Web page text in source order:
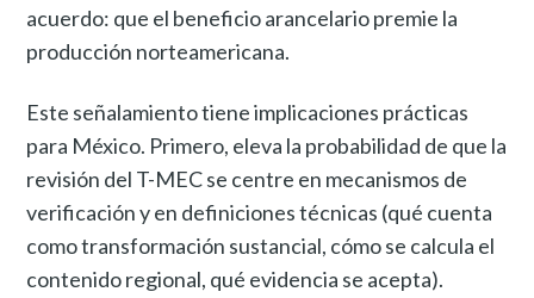
acuerdo: que el beneficio arancelario premie la
producción norteamericana.
Este señalamiento tiene implicaciones prácticas
para México. Primero, eleva la probabilidad de que la
revisión del T-MEC se centre en mecanismos de
verificación y en definiciones técnicas (qué cuenta
como transformación sustancial, cómo se calcula el
contenido regional, qué evidencia se acepta).